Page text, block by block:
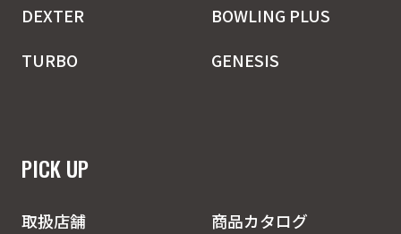
DEXTER
BOWLING PLUS
TURBO
GENESIS
PICK UP
取扱店舗
商品カタログ